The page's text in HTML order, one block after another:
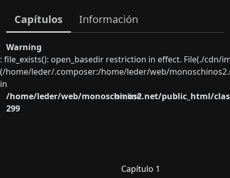
Capítulos Información
Warning
: file_exists(): open_basedir restriction in effect. File(./
(/home/leder/.composer:/home/leder/web/
in
/home/leder/web/monoschinos2.net/public_html/
on line
299
Capítulo 1